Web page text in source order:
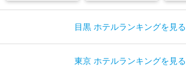
目黒 ホテルランキングを見る
東京 ホテルランキングを見る